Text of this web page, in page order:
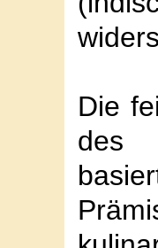
Die
des